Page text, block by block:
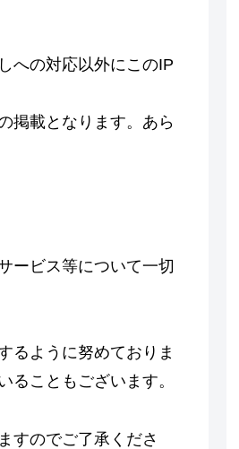
への対応以外にこのIP
掲載となります。あら
ービス等について一切
るように努めておりま
こともございます。
すのでご了承くださ